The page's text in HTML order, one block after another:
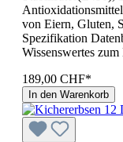
von Eiern, Gluten,
Spezifikation
Wissenswertes
189,00 CHF*
In den Warenkorb